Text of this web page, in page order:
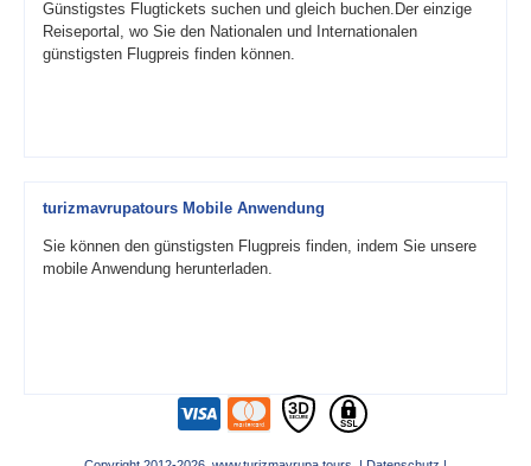
Günstigstes Flugtickets suchen und gleich buchen.Der einzige
Reiseportal, wo Sie den Nationalen und Internationalen
günstigsten Flugpreis finden können.
turizmavrupatours Mobile Anwendung
Sie können den günstigsten Flugpreis finden, indem Sie unsere
mobile Anwendung herunterladen.